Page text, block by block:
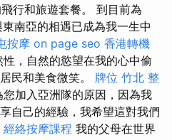
行和旅遊套餐。 到目前為
南亞的相遇已成為我一生中
按摩 on page seo 香港轉機
，自然的慾望在我的心中偷
民和美食微笑。 牌位 竹北 整
加入亞洲隊的原因，因為我
自己的經驗，我希望這對我們
經絡按摩課程 我的父母在世界